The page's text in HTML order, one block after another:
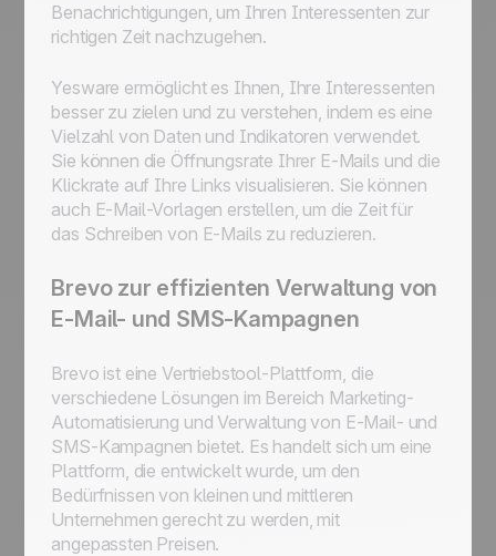
Benachrichtigungen, um Ihren Interessenten zur
richtigen Zeit nachzugehen.
Yesware ermöglicht es Ihnen, Ihre Interessenten
besser zu zielen und zu verstehen, indem es eine
Vielzahl von Daten und Indikatoren verwendet.
Sie können die Öffnungsrate Ihrer E-Mails und die
Klickrate auf Ihre Links visualisieren. Sie können
auch E-Mail-Vorlagen erstellen, um die Zeit für
das Schreiben von E-Mails zu reduzieren.
Brevo zur effizienten Verwaltung von
E-Mail- und SMS-Kampagnen
Brevo ist eine Vertriebstool-Plattform, die
verschiedene Lösungen im Bereich Marketing-
Automatisierung und Verwaltung von E-Mail- und
SMS-Kampagnen bietet. Es handelt sich um eine
Plattform, die entwickelt wurde, um den
Bedürfnissen von kleinen und mittleren
Unternehmen gerecht zu werden, mit
angepassten Preisen.